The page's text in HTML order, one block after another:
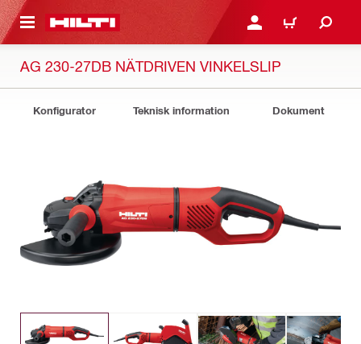
GÅ TILL HUVUDSIDAN LOGGA IN ELLER
VARUKORG
AG 230-27DB NÄTDRIVEN VINKELSLIP
Konfigurator Teknisk information Dokument